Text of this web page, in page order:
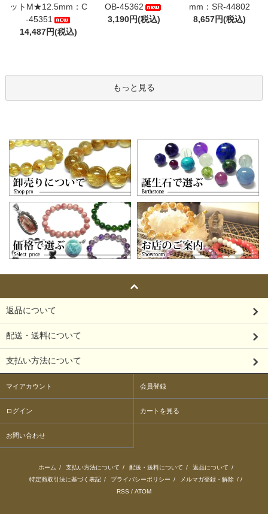
ットM★12.5mm：C
-45351
14,487円(税込)
OB-45362
3,190円(税込)
mm：SR-44802
8,657円(税込)
もっと見る
返品について
配送・送料について
支払い方法について
マイアカウント 会員登録
ログイン カートを見る
お問い合わせ
ホーム / 支払い方法について / 配送・送料について / 返品について /
特定商取引法に基づく表記 / プライバシーポリシー / メルマガ登録・解除 / /
RSS / ATOM